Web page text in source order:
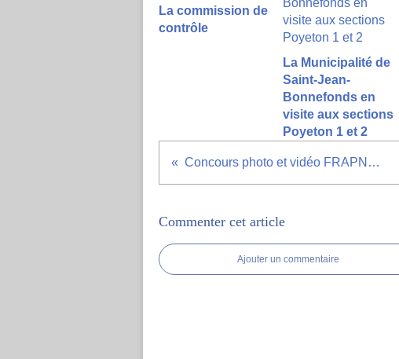
La commission de
contrôle
La Municipalité de
Saint-Jean-
Bonnefonds en
visite aux sections
Poyeton 1 et 2
Concours photo et vidéo FRAPNA loire
Commenter cet article
Ajouter un commentaire